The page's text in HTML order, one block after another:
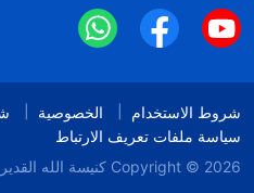
شروط الاستخدام الخصوصية
سياسة ملفات تعريف الارتباط
Copyright © 2026 كنيسة الله القدير